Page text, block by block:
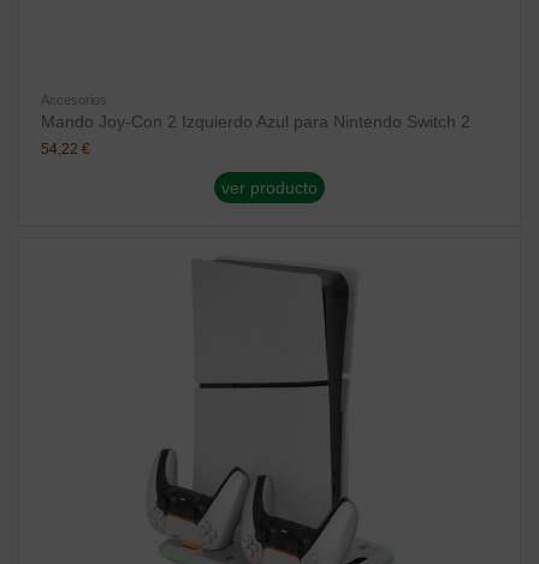
Accesorios
Mando Joy-Con 2 Izquierdo Azul para Nintendo Switch 2
54,22 €
ver producto